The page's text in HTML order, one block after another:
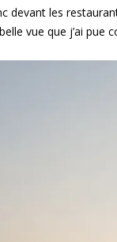
devant les
vue que j’ai pue